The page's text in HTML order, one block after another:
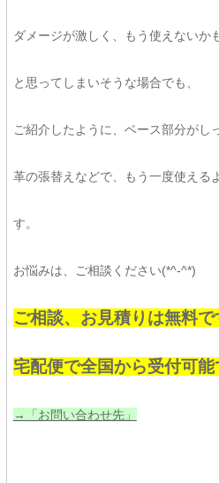
ダメージが激しく、もう使えないかも
と思ってしまいそうな場合でも、
ご紹介したように、ベース部分がし
革の張替えなどで、もう一度使える
す。
お悩みは、ご相談ください(*^-^*)
ご相談、お見積りは無料で
宅配便で全国から受付可能
→「お問い合わせ先」